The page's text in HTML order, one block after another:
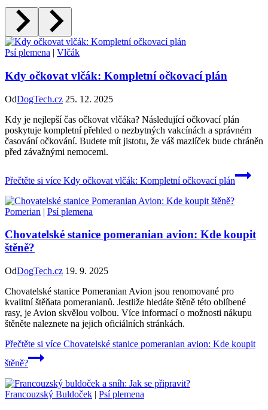
Psí plemena | Vlčák
Kdy očkovat vlčák: Kompletní očkovací plán
OdDogTech.cz 25. 12. 2025
Kdy je nejlepší čas očkovat vlčáka? Následující očkovací plán
poskytuje kompletní přehled o nezbytných vakcínách a správném
časování očkování. Budete mít jistotu, že váš mazlíček bude chráněn
před závažnými nemocemi.
Přečtěte si více Kdy očkovat vlčák: Kompletní očkovací plán
Pomerian | Psí plemena
Chovatelské stanice pomeranian avion: Kde koupit
štěně?
OdDogTech.cz 19. 9. 2025
Chovatelské stanice Pomeranian Avion jsou renomované pro
kvalitní štěňata pomeranianů. Jestliže hledáte štěně této oblíbené
rasy, je Avion skvělou volbou. Více informací o možnosti nákupu
štěněte naleznete na jejich oficiálních stránkách.
Přečtěte si více Chovatelské stanice pomeranian avion: Kde koupit
štěně?
Francouzský Buldoček | Psí plemena